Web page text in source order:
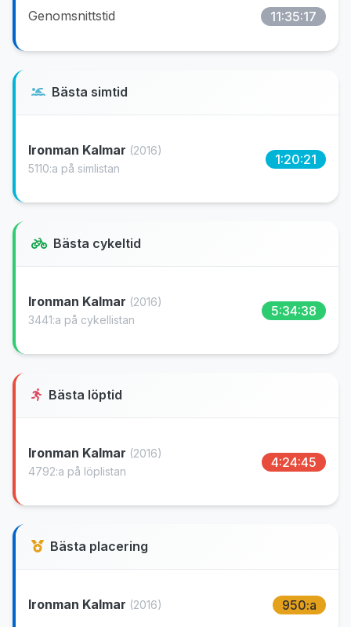
Genomsnittstid 11:35:17
Bästa simtid
Ironman Kalmar (2016)
5110:a på simlistan
1:20:21
Bästa cykeltid
Ironman Kalmar (2016)
3441:a på cykellistan
5:34:38
Bästa löptid
Ironman Kalmar (2016)
4792:a på löplistan
4:24:45
Bästa placering
Ironman Kalmar (2016) 950:a